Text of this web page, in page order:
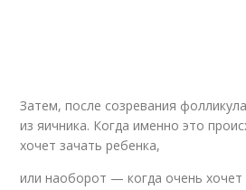
Затем, после созревания
из яичника. Когда именно это
хочет зачать ребенка,
или наоборот — когда очень хочет